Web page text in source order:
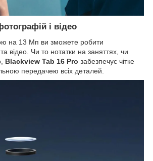
і відео
на 13 Мп ви зможете робити
та відео. Чи то нотатки на заняттях, чи
Blackview Tab 16 Pro забезпечує чітке
передачею всіх деталей.